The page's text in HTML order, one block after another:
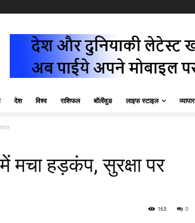
देश विश्व राशिफल बॉलीवुड लाइफ स्टाइल व्यापार
हड़कंप, सुरक्षा पर
0
163